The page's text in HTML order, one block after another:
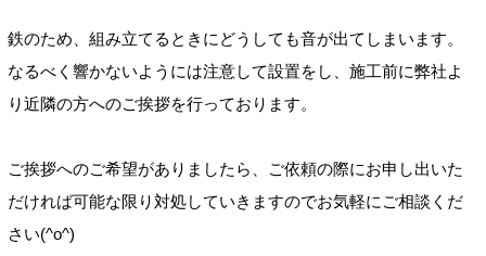
鉄のため、組み立てるときにどうしても音が出てしまいます。
なるべく響かないようには注意して設置をし、施工前に弊社よ
り近隣の方へのご挨拶を行っております。
ご挨拶へのご希望がありましたら、ご依頼の際にお申し出いた
だければ可能な限り対処していきますのでお気軽にご相談くだ
さい(^o^)